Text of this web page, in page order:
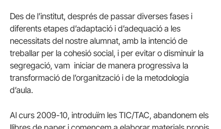
Des de l’institut, després de passar diverses fases i
diferents etapes d’adaptació i d’adequació a les
necessitats del nostre alumnat, amb la intenció de
treballar per la cohesió social, i per evitar o disminuir la
segregació, vam iniciar de manera progressiva la
transformació de l’organització i de la metodologia
d’aula.
Al curs 2009-10, introduïm les TIC/TAC, abandonem els